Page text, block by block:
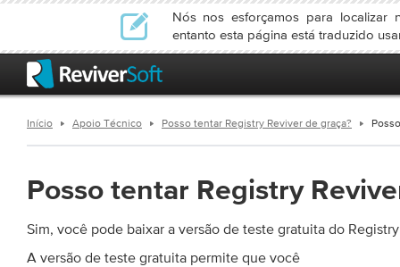
Nós nos esforçamos para localizar
entanto esta página está traduzido
Início Apoio Técnico Posso tentar Registry Reviver de graça?
Posso tentar Registry
Sim, você pode baixar a versão de teste gratuita do
A versão de teste gratuita permite que você